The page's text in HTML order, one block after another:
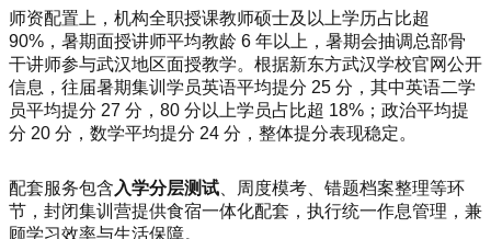
师资配置上，机构全职授课教师硕士及以上学历占比超
90%，暑期面授讲师平均教龄 6 年以上，暑期会抽调总部骨
干讲师参与武汉地区面授教学。根据新东方武汉学校官网公开
信息，往届暑期集训学员英语平均提分 25 分，其中英语二学
员平均提分 27 分，80 分以上学员占比超 18%；政治平均提
分 20 分，数学平均提分 24 分，整体提分表现稳定。
配套服务包含 入学分层测试 、周度模考、错题档案整理等环
节，封闭集训营提供食宿一体化配套，执行统一作息管理，兼
顾学习效率与生活保障。